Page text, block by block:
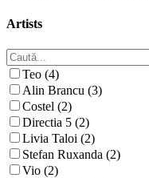
Artists
Teo (4)
Alin Brancu (3)
Costel (2)
Directia 5 (2)
Livia Taloi (2)
Stefan Ruxanda (2)
Vio (2)